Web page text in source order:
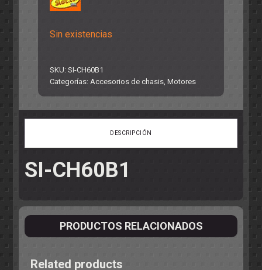
Sin existencias
SKU:SI-CH60B1
Categorías: Accesorios de chasis ,Motores
DESCRIPCIÓN
SI-CH60B1
PRODUCTOS RELACIONADOS
Related products